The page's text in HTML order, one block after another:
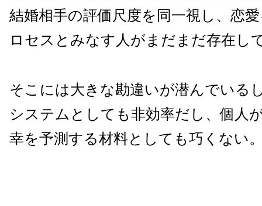
結婚相手の評価尺度を同一視し、恋
ロセスとみなす人がまだまだ存在し
そこには大きな勘違いが潜んでいる
システムとしても非効率だし、個人
幸を予測する材料としても巧くない